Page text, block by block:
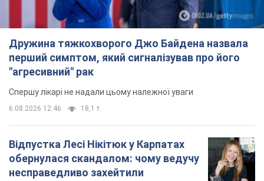
Дружина тяжкохворого Джо Байдена назвала
перший симптом, який сигналізував про його
"агресивний" рак
Спершу лікарі не надали цьому належної уваги
6.08.2026 12:46 18,1 т.
Відпустка Лесі Нікітюк у Карпатах
обернулася скандалом: чому ведучу
несправедливо захейтили